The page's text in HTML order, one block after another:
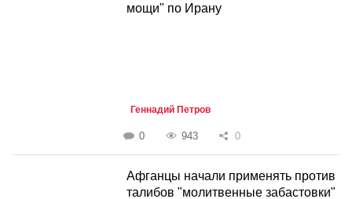
мощи" по Ирану
Геннадий Петров
0 943 0
Афганцы начали применять против
талибов "молитвенные забастовки"